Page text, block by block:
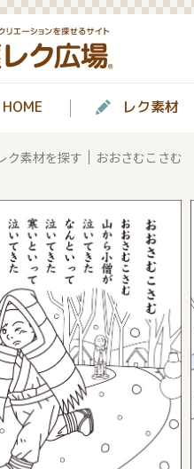
HOME レク素材
ク素材を探す おおさむこさむ